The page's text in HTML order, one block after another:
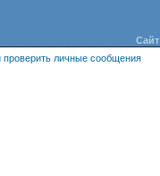
Сайт
проверить личные сообщения